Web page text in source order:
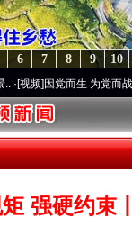
10
9
8
7
6
而生 为党而战——百年“纪
强硬约束